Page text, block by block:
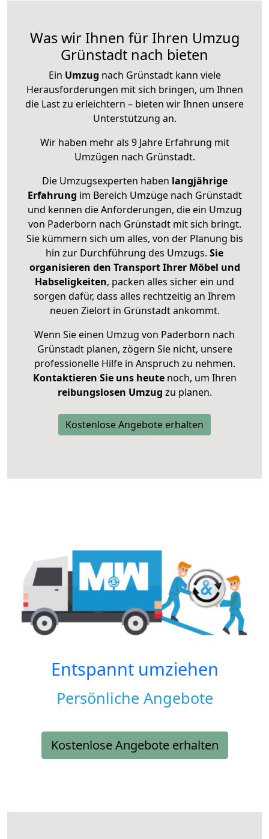
Was wir Ihnen für Ihren Umzug
Grünstadt nach bieten
Ein Umzug nach Grünstadt kann viele
Herausforderungen mit sich bringen, um Ihnen
die Last zu erleichtern – bieten wir Ihnen unsere
Unterstützung an.
Wir haben mehr als 9 Jahre Erfahrung mit
Umzügen nach Grünstadt.
Die Umzugsexperten haben langjährige
Erfahrung im Bereich Umzüge nach Grünstadt
und kennen die Anforderungen, die ein Umzug
von Paderborn nach Grünstadt mit sich bringt.
Sie kümmern sich um alles, von der Planung bis
hin zur Durchführung des Umzugs. Sie
organisieren den Transport Ihrer Möbel und
Habseligkeiten, packen alles sicher ein und
sorgen dafür, dass alles rechtzeitig an Ihrem
neuen Zielort in Grünstadt ankommt.
Wenn Sie einen Umzug von Paderborn nach
Grünstadt planen, zögern Sie nicht, unsere
professionelle Hilfe in Anspruch zu nehmen.
Kontaktieren Sie uns heutenoch, um Ihren
reibungslosen Umzug zu planen.
Kostenlose Angebote erhalten
Entspannt umziehen
Persönliche Angebote
Kostenlose Angebote erhalten